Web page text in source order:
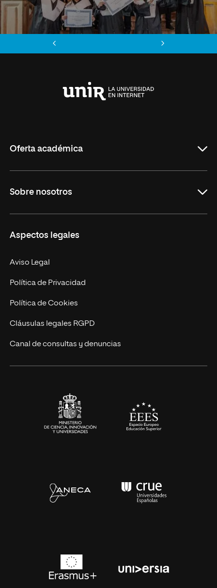
Oferta académica
Másteres Oficiales
Doctorados
Experto Universitario
Postgrados
Cursos Universitarios
Sobre nosotros
Facultades
Nuestro Equipo
Trabaja en UNIR
Actualidad
UNIR Revista
Eventos
Aspectos legales
Aviso Legal
Política de Privacidad
Política de Cookies
Cláusulas legales RGPD
Canal de consultas y denuncias